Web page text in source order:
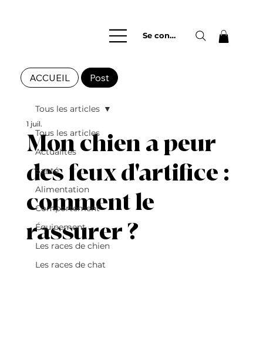
Se connecter
Tous les articles
Actualités
Santé
Alimentation
Comportement
Équipement
Les races de chien
Les races de chat
Tous les articles
Mon chien a peur
des feux d'artifice :
comment le
rassurer ?
1 juil.
ACCUEIL Post